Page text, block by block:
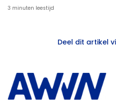
3 minuten leestijd
Deel dit artikel